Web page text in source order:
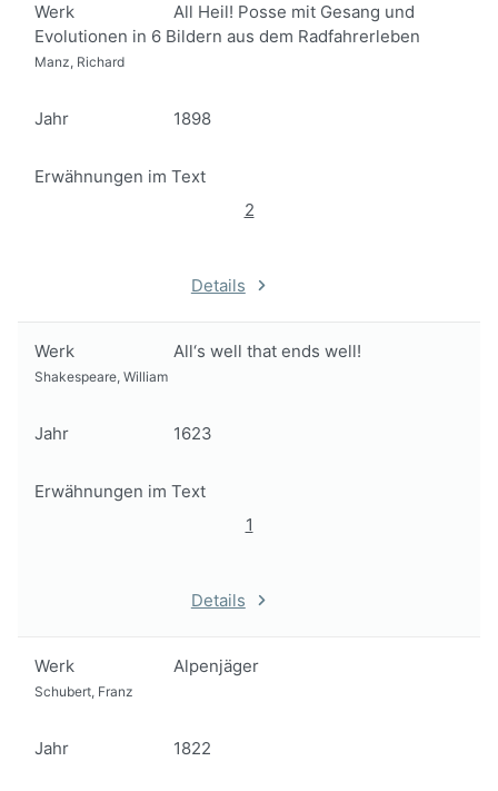
Werk
All Heil! Posse mit Gesang und
Evolutionen in 6 Bildern aus dem Radfahrerleben
Manz, Richard
Jahr 1898
Erwähnungen im Text
2
Details
Werk All‘s well that ends well!
Shakespeare, William
Jahr 1623
Erwähnungen im Text
1
Details
Werk Alpenjäger
Schubert, Franz
Jahr 1822